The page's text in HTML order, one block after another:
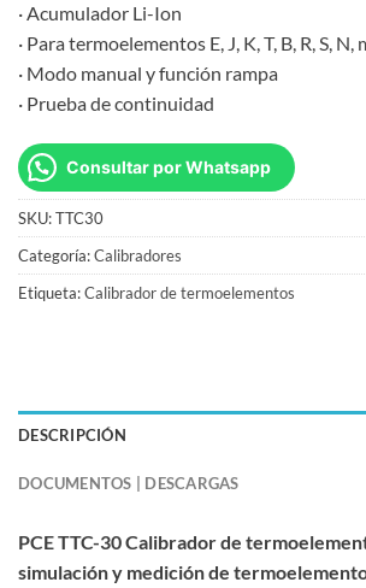
· Acumulador Li-Ion
· Para termoelementos E, J, K, T, B, R, S, N,
· Modo manual y función rampa
· Prueba de continuidad
Consultar por Whatsapp
SKU:TTC30
Categoría:Calibradores
Etiqueta:Calibrador de termoelementos
DESCRIPCIÓN
DOCUMENTOS | DESCARGAS
PCE TTC-30 Calibrador de
simulación y medición de